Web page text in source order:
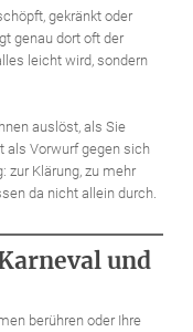
gekränkt oder
genau dort oft der
leicht wird, sondern
auslöst, als Sie
als Vorwurf gegen sich
zur Klärung, zu mehr
da nicht allein durch.
und
berühren oder Ihre